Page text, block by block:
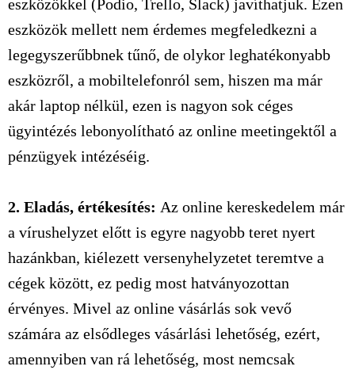
eszközökkel (Podio, Trello, Slack) javíthatjuk. Ezen
eszközök mellett nem érdemes megfeledkezni a
legegyszerűbbnek tűnő, de olykor leghatékonyabb
eszközről, a mobiltelefonról sem, hiszen ma már
akár laptop nélkül, ezen is nagyon sok céges
ügyintézés lebonyolítható az online meetingektől a
pénzügyek intézéséig.
2. Eladás, értékesítés: Az online kereskedelem már
a vírushelyzet előtt is egyre nagyobb teret nyert
hazánkban, kiélezett versenyhelyzetet teremtve a
cégek között, ez pedig most hatványozottan
érvényes. Mivel az online vásárlás sok vevő
számára az elsődleges vásárlási lehetőség, ezért,
amennyiben van rá lehetőség, most nemcsak